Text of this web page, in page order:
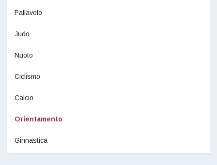
Pallavolo
Judo
Nuoto
Ciclismo
Calcio
Orientamento
Ginnastica